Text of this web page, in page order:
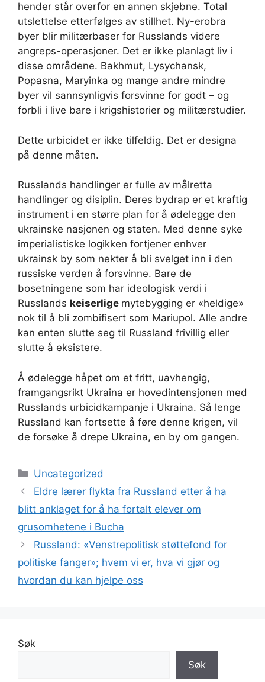
hender står overfor en annen skjebne. Total
utslettelse etterfølges av stillhet. Ny-erobra
byer blir militærbaser for Russlands videre
angreps-operasjoner. Det er ikke planlagt liv i
disse områdene. Bakhmut, Lysychansk,
Popasna, Maryinka og mange andre mindre
byer vil sannsynligvis forsvinne for godt – og
forbli i live bare i krigshistorier og militærstudier.
Dette urbicidet er ikke tilfeldig. Det er designa
på denne måten.
Russlands handlinger er fulle av målretta
handlinger og disiplin. Deres bydrap er et kraftig
instrument i en større plan for å ødelegge den
ukrainske nasjonen og staten. Med denne syke
imperialistiske logikken fortjener enhver
ukrainsk by som nekter å bli svelget inn i den
russiske verden å forsvinne. Bare de
bosetningene som har ideologisk verdi i
Russlands keiserlige mytebygging er «heldige»
nok til å bli zombifisert som Mariupol. Alle andre
kan enten slutte seg til Russland frivillig eller
slutte å eksistere.
Å ødelegge håpet om et fritt, uavhengig,
framgangsrikt Ukraina er hovedintensjonen med
Russlands urbicidkampanje i Ukraina. Så lenge
Russland kan fortsette å føre denne krigen, vil
de forsøke å drepe Ukraina, en by om gangen.
Kategorier
Uncategorized
Eldre lærer flykta fra Russland etter å ha
blitt anklaget for å ha fortalt elever om
grusomhetene i Bucha
Russland: «Venstrepolitisk støttefond for
politiske fanger»; hvem vi er, hva vi gjør og
hvordan du kan hjelpe oss
Søk
Søk